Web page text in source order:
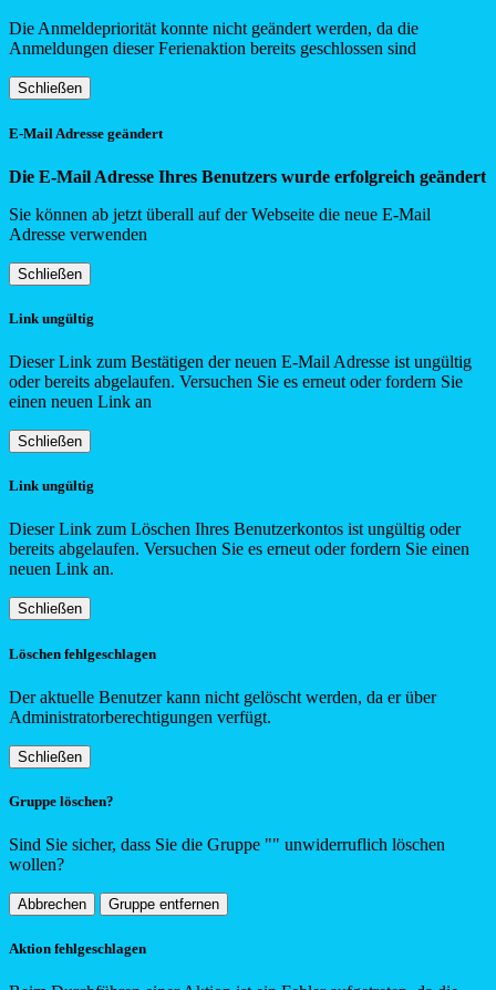
Die Anmeldepriorität konnte nicht geändert werden, da die
Anmeldungen dieser Ferienaktion bereits geschlossen sind
Schließen
E-Mail Adresse geändert
Die E-Mail Adresse Ihres Benutzers wurde erfolgreich geändert
Sie können ab jetzt überall auf der Webseite die neue E-Mail
Adresse verwenden
Schließen
Link ungültig
Dieser Link zum Bestätigen der neuen E-Mail Adresse ist ungültig
oder bereits abgelaufen. Versuchen Sie es erneut oder fordern Sie
einen neuen Link an
Schließen
Link ungültig
Dieser Link zum Löschen Ihres Benutzerkontos ist ungültig oder
bereits abgelaufen. Versuchen Sie es erneut oder fordern Sie einen
neuen Link an.
Schließen
Löschen fehlgeschlagen
Der aktuelle Benutzer kann nicht gelöscht werden, da er über
Administratorberechtigungen verfügt.
Schließen
Gruppe löschen?
Sind Sie sicher, dass Sie die Gruppe "" unwiderruflich löschen
wollen?
Abbrechen Gruppe entfernen
Aktion fehlgeschlagen